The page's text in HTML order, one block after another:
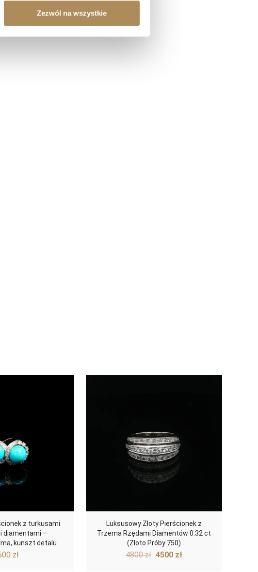
Zezwól na wszystkie
z turkusami
diamentami –
kunszt detalu
zł
Luksusowy Złoty Pierścionek z
Trzema Rzędami Diamentów 0.32 ct
(Złoto Próby 750)
4800zł Pierwotna
4500 złAktualna